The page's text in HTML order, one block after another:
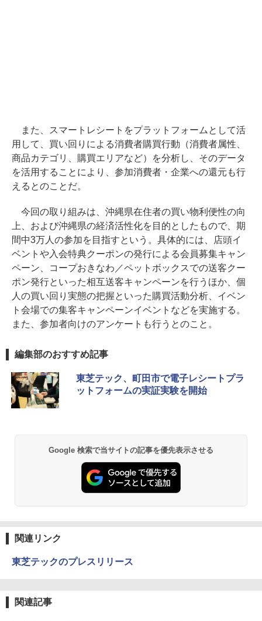
また、スマートレシートをプラットフォームとして活
用して、買い回りによる消費者購買行動（消費者属性、
商品カテゴリ、購買エリアなど）を分析し、そのデータ
を活用することにより、参加消費者・企業への還元も行
えるとのことだ。
今回の取り組みは、沖縄県在住者の買い物利便性の向
上、および沖縄県の経済活性化を目的としたもので、期
間中3万人の参加を目指すという。具体的には、店頭イ
ベントや入会特典クーポンの発行による会員募集キャン
ペーン、コープおきなわ／ペットボックスでの送客クー
ポン発行といった相互送客キャンペーンを行うほか、個
人の買い回り実態の把握といった購買活動分析、イベン
ト会場での集客キャンペーンイベントなどを実施する。
また、参加者向けのアンケートも行うとのこと。
編集部のおすすめ記事
東芝テック、町田市で電子レシートプラ
ットフォームの実証実験を開始
Google 検索で当サイトの記事を優先表示させる
関連リンク
東芝テックのプレスリリース
関連記事